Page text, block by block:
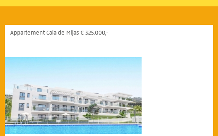
Appartement Cala de Mijas € 325.000,-